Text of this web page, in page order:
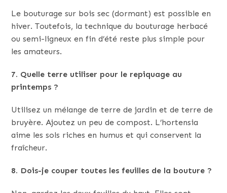
Le bouturage sur bois sec (dormant) est possible en
hiver. Toutefois, la technique du bouturage herbacé
ou semi-ligneux en fin d’été reste plus simple pour
les amateurs.
7. Quelle terre utiliser pour le repiquage au
printemps ?
Utilisez un mélange de terre de jardin et de terre de
bruyère. Ajoutez un peu de compost. L’hortensia
aime les sols riches en humus et qui conservent la
fraîcheur.
8. Dois-je couper toutes les feuilles de la bouture ?